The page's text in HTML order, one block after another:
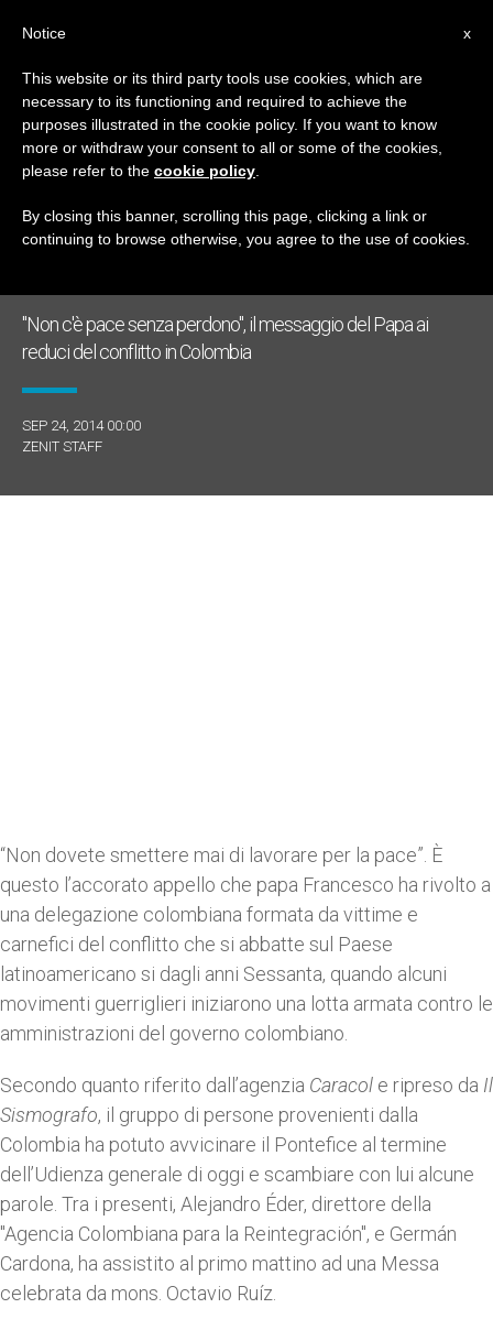
GIORNO
Settembre 24th, 2014
ULTIME NOTIZIE
"Non c'è pace senza perdono", il messaggio del Papa ai
reduci del conflitto in Colombia
SEP 24, 2014 00:00
ZENIT STAFF
“Non dovete smettere mai di lavorare per la pace”. È
questo l’accorato appello che papa Francesco ha rivolto a
una delegazione colombiana formata da vittime e
carnefici del conflitto che si abbatte sul Paese
latinoamericano si dagli anni Sessanta, quando alcuni
movimenti guerriglieri iniziarono una lotta armata contro le
amministrazioni del governo colombiano.
Secondo quanto riferito dall’agenzia Caracol e ripreso da Il
Sismografo, il gruppo di persone provenienti dalla
Colombia ha potuto avvicinare il Pontefice al termine
dell’Udienza generale di oggi e scambiare con lui alcune
parole. Tra i presenti, Alejandro Éder, direttore della
"Agencia Colombiana para la Reintegración", e Germán
Cardona, ha assistito al primo mattino ad una Messa
celebrata da mons. Octavio Ruíz.
x
Notice
This website or its third party tools use cookies, which are
necessary to its functioning and required to achieve the
purposes illustrated in the cookie policy. If you want to know
more or withdraw your consent to all or some of the cookies,
please refer to the cookie policy
By closing this banner, scrolling this page, clicking a link or
continuing to browse otherwise, you agree to the use of cookies.